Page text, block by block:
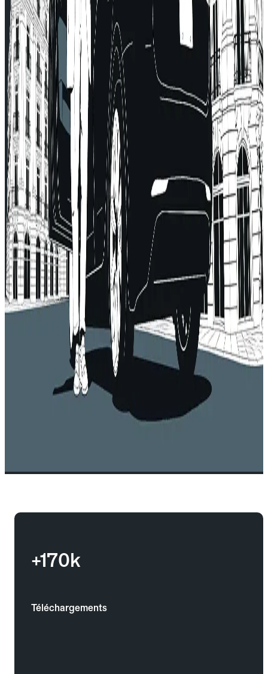
+170k
Téléchargements